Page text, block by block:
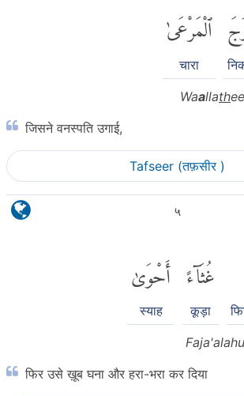
ٱلْمَرْعَىٰ
चारा
Waallath
जिसने वनस्पति उगाई,
Tafseer (तफ़सीर )
५
غُثَآءً
कूड़ा
أَحْوَىٰ
स्याह
फिर उसे ख़ूब घना और हरा-भरा कर दिया